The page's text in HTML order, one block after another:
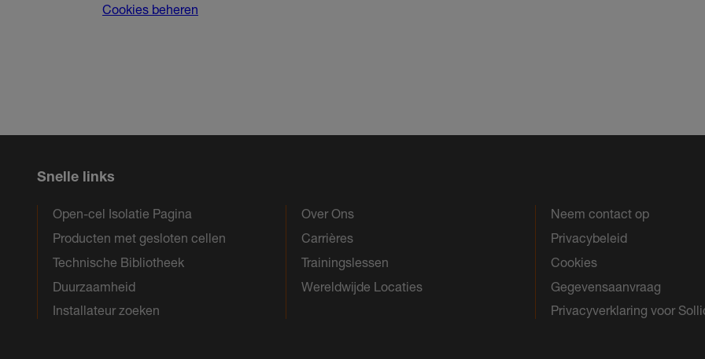
Cookies beheren
Snelle links
Open-cel Isolatie Pagina
Producten met gesloten cellen
Technische Bibliotheek
Duurzaamheid
Installateur zoeken
Over Ons
Carrières
Trainingslessen
Wereldwijde Locaties
Neem contact op
Privacybeleid
Cookies
Gegevensaanvraag
Privacyverklaring voor